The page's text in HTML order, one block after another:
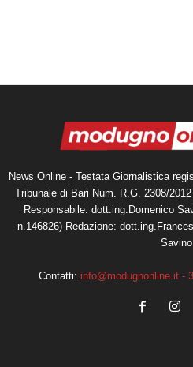
News Online - Testata Giornalistica
Tribunale di Bari Num. R.G. 2308/
Responsabile: dott.ing.Domenico
n.146826) Redazione:
Savino
Contatti: info@modugnonline.it -